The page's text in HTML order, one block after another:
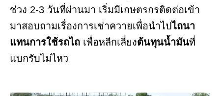
ช่วง 2-3 วันที่ผ่านมา เริ่มมีเกษตรกรติดต่อเข้า
มาสอบถามเรื่องการเช่าควายเพื่อนำไปไถนา
แทนการใช้รถไถ เพื่อหลีกเลี่ยงต้นทุนน้ำมันที่
แบกรับไม่ไหว